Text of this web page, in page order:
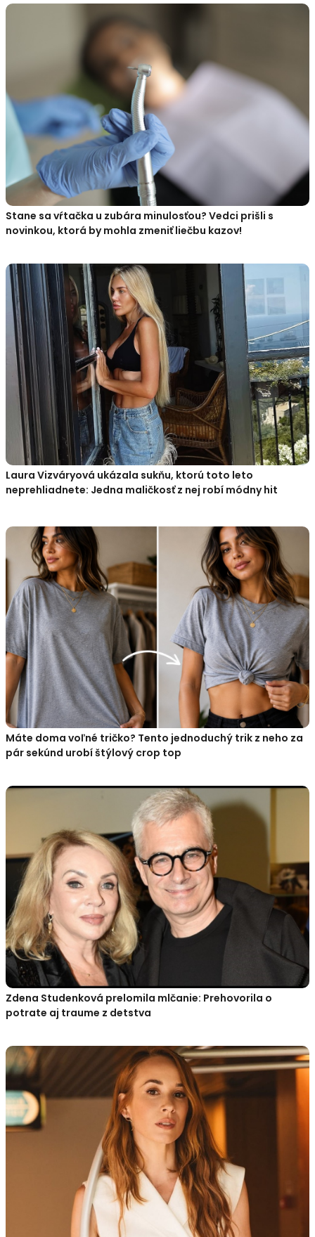
Stane sa vŕtačka u zubára minulosťou? Vedci prišli s
novinkou, ktorá by mohla zmeniť liečbu kazov!
Laura Vizváryová ukázala sukňu, ktorú toto leto
neprehliadnete: Jedna maličkosť z nej robí módny hit
Máte doma voľné tričko? Tento jednoduchý trik z neho za
pár sekúnd urobí štýlový crop top
Zdena Studenková prelomila mlčanie: Prehovorila o
potrate aj traume z detstva